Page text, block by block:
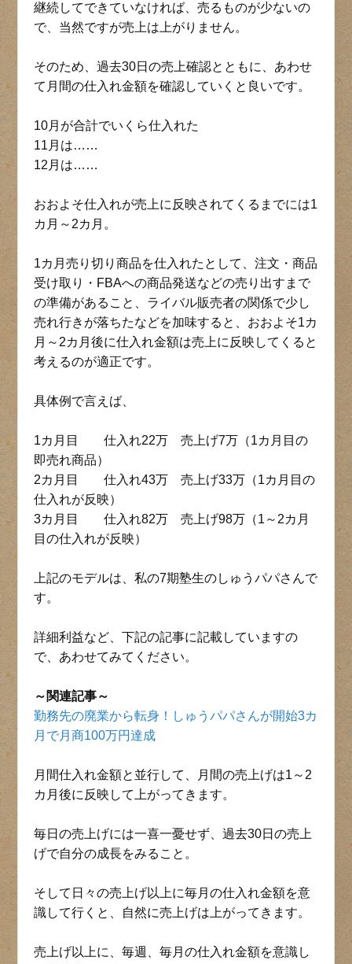
継続してできていなければ、売るものが少ないの
で、当然ですが売上は上がりません。
そのため、過去30日の売上確認とともに、あわせ
て月間の仕入れ金額を確認していくと良いです。
10月が合計でいくら仕入れた
11月は……
12月は……
おおよそ仕入れが売上に反映されてくるまでには1
カ月～2カ月。
1カ月売り切り商品を仕入れたとして、注文・商品
受け取り・FBAへの商品発送などの売り出すまで
の準備があること、ライバル販売者の関係で少し
売れ行きが落ちたなどを加味すると、おおよそ1カ
月～2カ月後に仕入れ金額は売上に反映してくると
考えるのが適正です。
具体例で言えば、
1カ月目 仕入れ22万 売上げ7万（1カ月目の
即売れ商品）
2カ月目 仕入れ43万 売上げ33万（1カ月目の
仕入れが反映）
3カ月目 仕入れ82万 売上げ98万（1～2カ月
目の仕入れが反映）
上記のモデルは、私の7期塾生のしゅうパパさんで
す。
詳細利益など、下記の記事に記載していますの
で、あわせてみてください。
～関連記事～
勤務先の廃業から転身！しゅうパパさんが開始3カ
月で月商100万円達成
月間仕入れ金額と並行して、月間の売上げは1～2
カ月後に反映して上がってきます。
毎日の売上げには一喜一憂せず、過去30日の売上
げで自分の成長をみること。
そして日々の売上げ以上に毎月の仕入れ金額を意
識して行くと、自然に売上げは上がってきます。
売上げ以上に、毎週、毎月の仕入れ金額を意識し